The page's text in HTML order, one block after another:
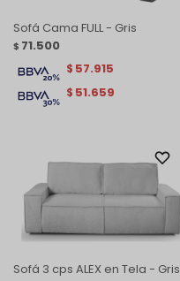
Sofá Cama FULL - Gris
$ 71.500
$ 51.659
$ 57.915
Sofá 3 cps ALEX en Tela - Gris